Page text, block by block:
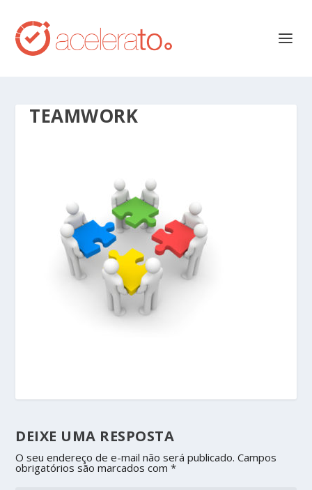
TEAMWORK
DEIXE UMA RESPOSTA
O seu endereço de e-mail não será publicado. Campos
obrigatórios são marcados com*